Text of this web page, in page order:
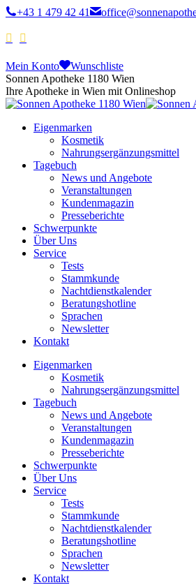
+43 1 479 42 41
Mein Konto
Wunschliste
Sonnen Apotheke 1180 Wien
Ihre Apotheke in Wien mit Onlineshop
Eigenmarken
Kosmetik
Nahrungsergänzungsmittel
Tagebuch
News und Angebote
Veranstaltungen
Kundenmagazin
Presseberichte
Schwerpunkte
Über Uns
Service
Tests
Stammkunde
Nachtdienstkalender
Beratungshotline
Sprachen
Newsletter
Kontakt
Eigenmarken
Kosmetik
Nahrungsergänzungsmittel
Tagebuch
News und Angebote
Veranstaltungen
Kundenmagazin
Presseberichte
Schwerpunkte
Über Uns
Service
Tests
Stammkunde
Nachtdienstkalender
Beratungshotline
Sprachen
Newsletter
Kontakt